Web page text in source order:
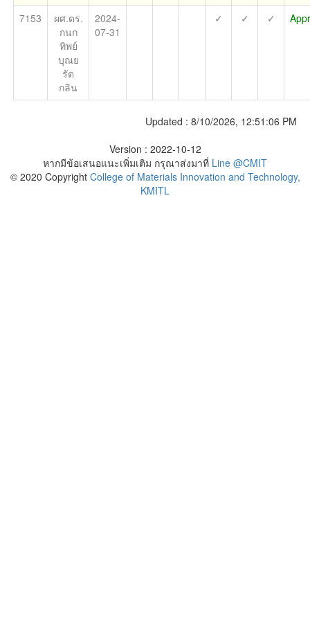
7153
ผศ.ดร.
กนก
ทิพย์
บุณย
รัต
กลิน
2024-
07-31
✓ ✓ ✓
Updated : 8/10/2026, 12:51:06 PM
Version : 2022-10-12
หากมีข้อเสนอแนะเพิ่มเติม กรุณาส่งมาที่ Line @CMIT
© 2020 CopyrightCollege of Materials Innovation and Technology,
KMITL